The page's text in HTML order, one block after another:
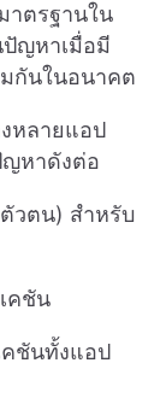
าตรฐานใน
ญหาเมื่อมี
กันในอนาคต
หลายแอป
ญหาดังต่อ
วตน) สำหรับ
คชัน
ชันทั้งแอป